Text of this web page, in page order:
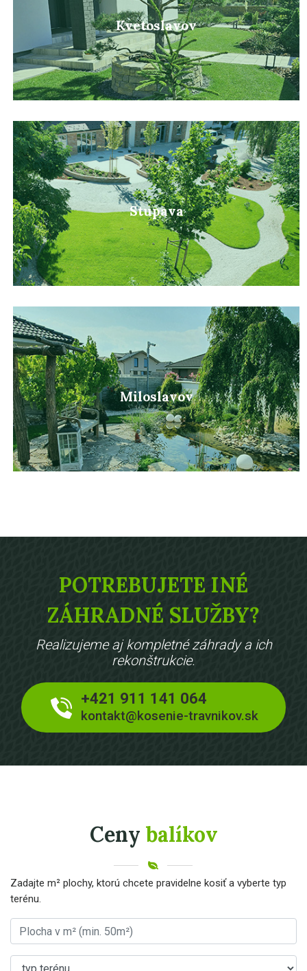
Kvetoslavov
Stupava
Miloslavov
POTREBUJETE INÉ
ZÁHRADNÉ SLUŽBY?
Realizujeme aj kompletné záhrady a ich
rekonštrukcie.
+421 911 141 064
kontakt@kosenie-travnikov.sk
Ceny balíkov
Zadajte m² plochy, ktorú chcete pravidelne kosiť a vyberte typ
terénu.